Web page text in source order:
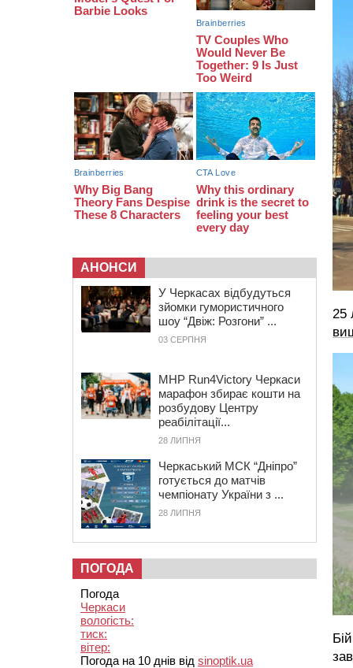
25
08:22 “На щиті” у Чорнобаївську
громаду повертається полеглий
біля Кліщіївки воїн
Понад 968 мільйонів гривень
Черкащині
АНОНСИ
У Черкасах відбудуться
зйомки гумористичного
шоу “Двіж: Розгони” ...
03 СЕРПНЯ
MHP Run4Victory Черкаси
марафон збирає кошти на
розбудову Центру
реабілітації...
28 ЛИПНЯ
Черкаський МСК “Дніпро”
готується до матчів
чемпіонату України з ...
28 ЛИПНЯ
ПОГОДА
Погода
Черкаси
вологість:
тиск:
вітер:
Погода на 10 днів від sinoptik.ua